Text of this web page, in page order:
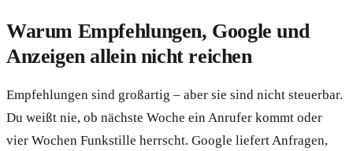
Warum Empfehlungen, Google und
Anzeigen allein nicht reichen
Empfehlungen sind großartig – aber sie sind nicht steuerbar.
Du weißt nie, ob nächste Woche ein Anrufer kommt oder
vier Wochen Funkstille herrscht. Google liefert Anfragen,